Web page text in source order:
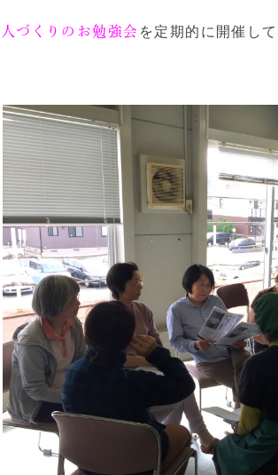
人づくりのお勉強会 を定期的に開催して